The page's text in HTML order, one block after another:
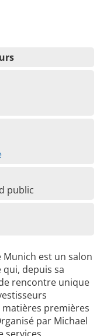
public
Munich est un salon
depuis sa
rencontre unique
premières
par Michael